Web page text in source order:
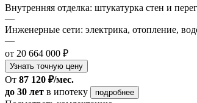
Внутренняя отделка: штукатурка стен и
—
Инженерные сети: электрика, отопление,
—
от 20 664 000 ₽
Узнать точную цену
От 87 120 ₽/мес.
до 30 лет в ипотеку подробнее